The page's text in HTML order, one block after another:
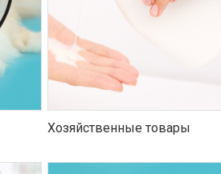
Хозяйственные товары